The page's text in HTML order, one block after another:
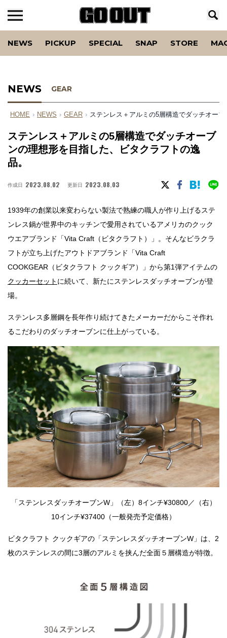
NEWS PICKUP SPECIAL SNAP STORE
NEWS GEAR
HOME › NEWS › GEAR › ステンレス＋アルミの5層構造でダッチオー
ステンレス＋アルミの5層構造でダッチオーブ
ンの理想形を目指した、ビタクラフトの逸
品。
作成日 2023.08.02 更新日 2023.08.03
1939年の創業以来変わらない製法で熟練の職人が作り上げるステ
ンレス鍋が世界中のキッチンで愛用されているアメリカのクック
ウエアブランド「Vita Craft（ビタクラフト）」。そんなビラクラ
フトが立ち上げたアウトドアブランド「Vita Craft
COOKGEAR（ビタクラフト クックギア）」から第1弾アイテムの
クッカーセット に続いて、新たにステンレスダッチオーブンが登
場。
ステンレス多層鋼を長年作り続けてきたメーカーだからこそ作れ
るこだわりのダッチオーブンに仕上がっている。
「ステンレスダッチオーブンW」（左）8インチ¥30800／（右）
10インチ¥37400（一般発売予定価格）
ビタクラフト クックギアの「ステンレスダッチオーブンW」は、2
枚のステンレスの間に3層のアルミを挟んだ全面５層構造が特徴。